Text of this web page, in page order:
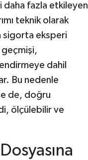
daha fazla etkileyen
teknik olarak
sigorta eksperi
geçmişi,
dahil
Bu nedenle
de, doğru
ölçülebilir ve